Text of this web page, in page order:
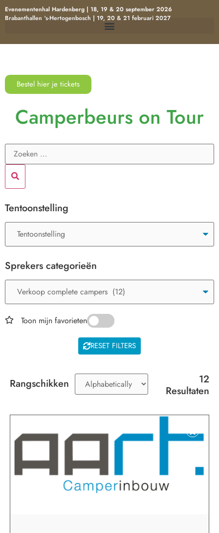
Evenementenhal Hardenberg | 18, 19 & 20 september 2026
Brabanthallen ‘s-Hertogenbosch | 19, 20 & 21 februari 2027
Bestel hier je tickets
Camperbeurs on Tour
Tentoonstelling
Sprekers categorieën
Toon mijn favorieten
RESET FILTERS
Rangschikken
12
Resultaten